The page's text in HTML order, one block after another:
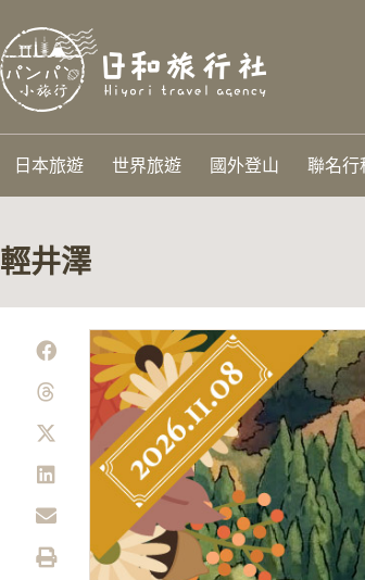
日本旅遊 世界旅遊 國外登山 聯名行
輕井澤